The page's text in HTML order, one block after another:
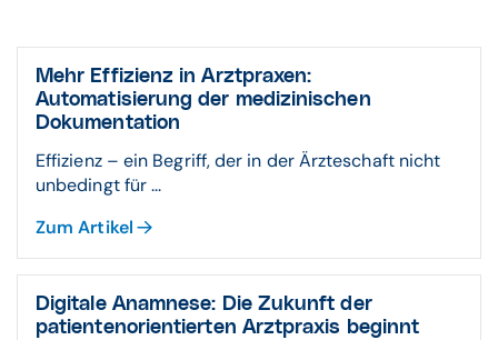
Mehr Effizienz in Arztpraxen:
Automatisierung der medizinischen
Dokumentation
Effizienz – ein Begriff, der in der Ärzteschaft nicht
unbedingt für ...
Zum Artikel
Digitale Anamnese: Die Zukunft der
patientenorientierten Arztpraxis beginnt